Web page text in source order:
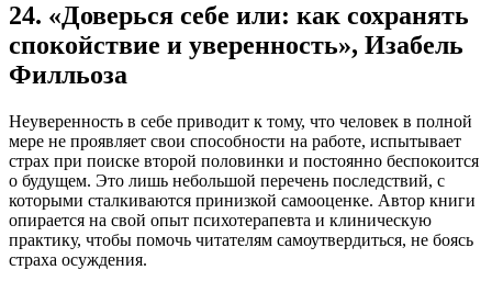
24. «Доверься себе или: как сохранять
спокойствие и уверенность», Изабель
Филльоза
Неуверенность в себе приводит к тому, что человек в полной
мере не проявляет свои способности на работе, испытывает
страх при поиске второй половинки и постоянно беспокоится
о будущем. Это лишь небольшой перечень последствий, с
которыми сталкиваются принизкой самооценке. Автор книги
опирается на свой опыт психотерапевта и клиническую
практику, чтобы помочь читателям самоутвердиться, не боясь
страха осуждения.